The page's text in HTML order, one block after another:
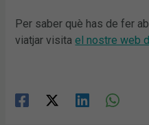
Per saber què has de fer
viatjar visitael nostre web